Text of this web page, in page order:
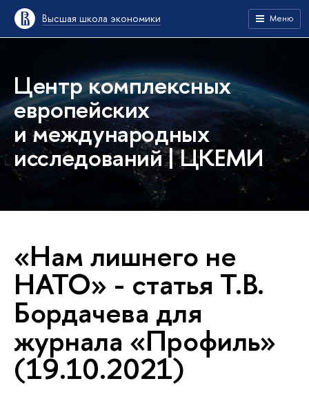
Высшая школа экономики Меню
Центр комплексных
европейских
и международных
исследований | ЦКЕМИ
«Нам лишнего не
НАТО» - статья Т.В.
Бордачева для
журнала «Профиль»
(19.10.2021)